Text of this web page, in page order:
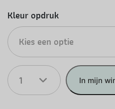
Kleur opdruk
Kies een optie
1 In mijn